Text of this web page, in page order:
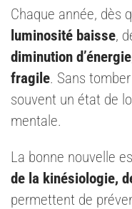
Chaque année, dès
luminosité baisse,
diminution d’énergie
fragile. Sans
souvent un état de
mentale.
La bonne nouvelle
de la kinésiologie,
permettent de